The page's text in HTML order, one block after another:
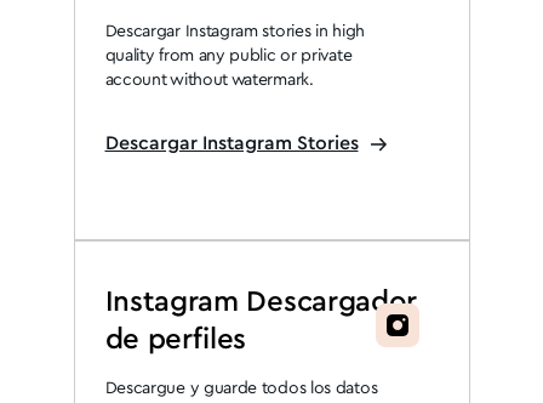
Descargar Instagram stories in high
quality from any public or private
account without watermark.
Descargar Instagram Stories
Instagram Descargador
de perfiles
Descargue y guarde todos los datos